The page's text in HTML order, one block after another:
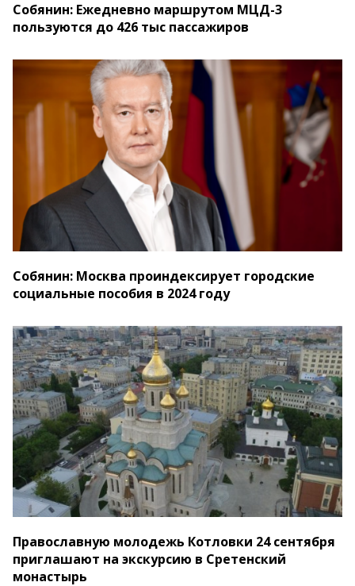
Собянин: Ежедневно маршрутом МЦД-3
пользуются до 426 тыс пассажиров
Собянин: Москва проиндексирует городские
социальные пособия в 2024 году
Православную молодежь Котловки 24 сентября
приглашают на экскурсию в Сретенский
монастырь